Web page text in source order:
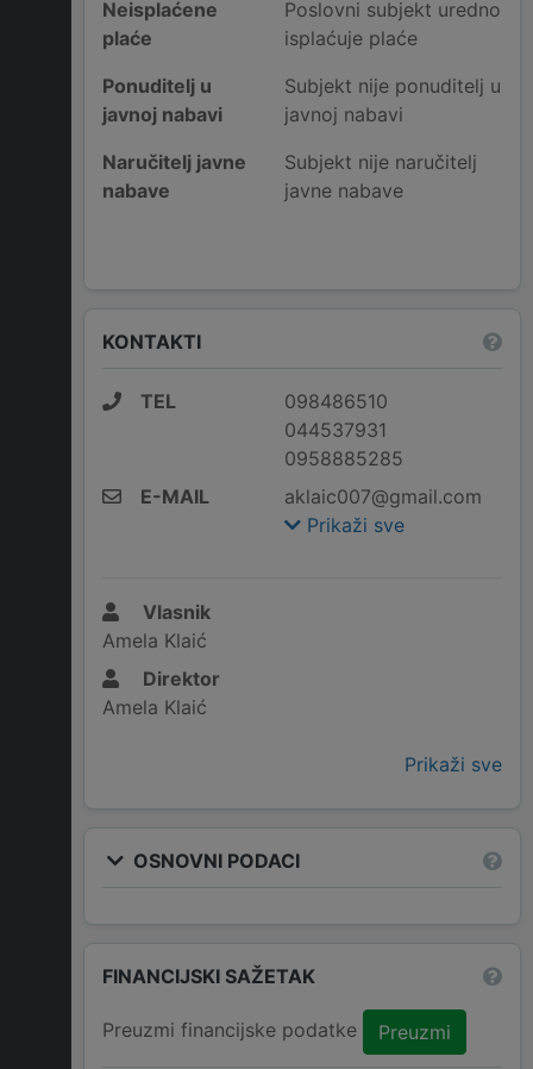
Neisplaćene
plaće
Poslovni subjekt uredno
isplaćuje plaće
Ponuditelj u
javnoj nabavi
Subjekt nije ponuditelj u
javnoj nabavi
Naručitelj javne
nabave
Subjekt nije naručitelj
javne nabave
KONTAKTI
TEL
098486510
044537931
0958885285
E-MAIL
aklaic007@gmail.com
Prikaži sve
Vlasnik
Amela Klaić
Direktor
Amela Klaić
Prikaži sve
OSNOVNI PODACI
FINANCIJSKI SAŽETAK
Preuzmi financijske podatke Preuzmi